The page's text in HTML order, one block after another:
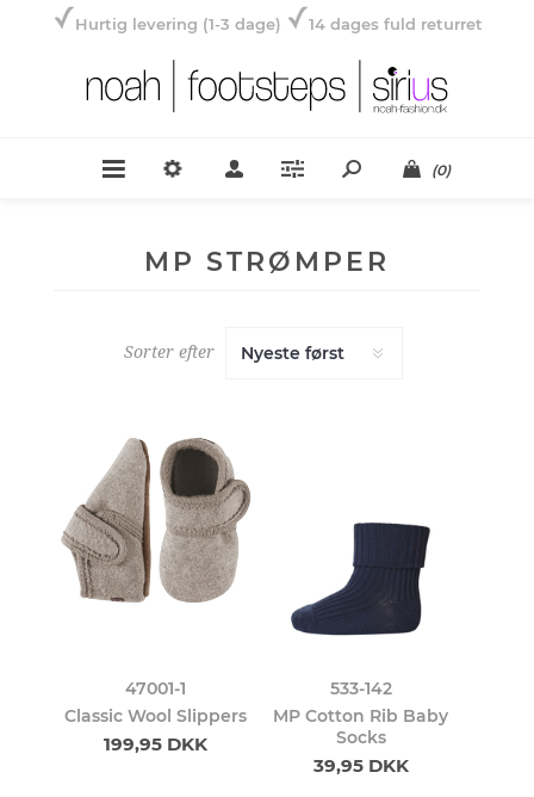
Hurtig levering (1-3 dage) 14 dages fuld returret
(0)
MP STRØMPER
Sorter efter
47001-1
Classic Wool Slippers
199,95 DKK
533-142
MP Cotton Rib Baby
Socks
39,95 DKK